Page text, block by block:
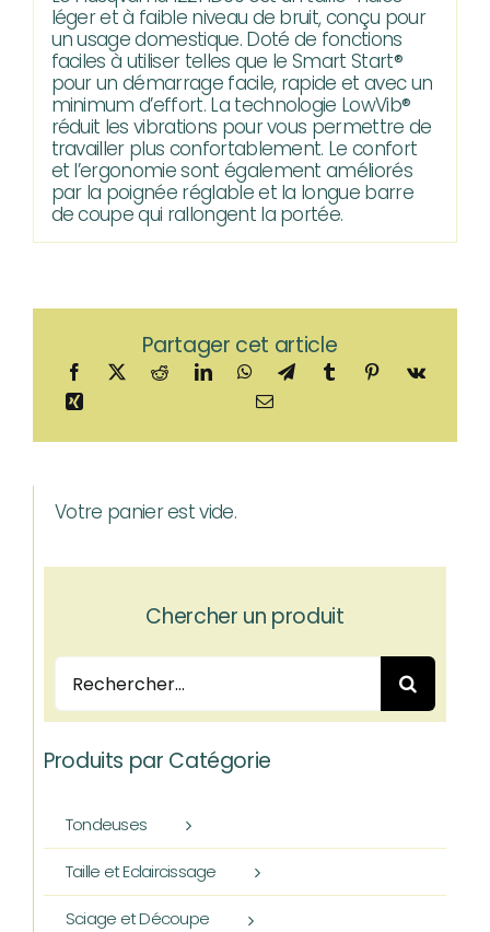
léger et à faible niveau de bruit, conçu pour
un usage domestique. Doté de fonctions
faciles à utiliser telles que le Smart Start®
pour un démarrage facile, rapide et avec un
minimum d’effort. La technologie LowVib®
réduit les vibrations pour vous permettre de
travailler plus confortablement. Le confort
et l’ergonomie sont également améliorés
par la poignée réglable et la longue barre
de coupe qui rallongent la portée.
Partager cet article
Votre panier est vide.
Chercher un produit
Rechercher:
Produits par Catégorie
Tondeuses
Taille et Eclaircissage
Sciage et Découpe